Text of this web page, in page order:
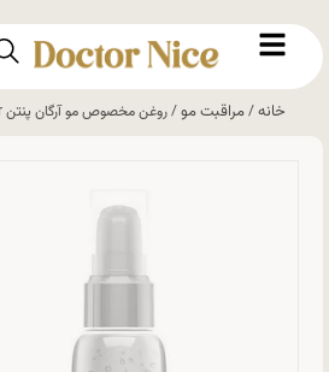
خانه/مراقبت مو/ روغن مخصوص مو آرگان پنتن Pantene Argan Yagli Elixir